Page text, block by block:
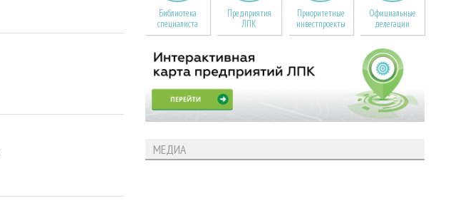
Библиотека
специалиста
Предприятия
ЛПК
Приоритетные
инвестпроекты
Официальные
делегации
МЕДИА